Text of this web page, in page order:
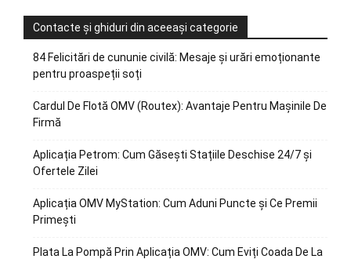
Contacte și ghiduri din aceeași categorie
84 Felicitări de cununie civilă: Mesaje și urări emoționante
pentru proaspeții soți
Cardul De Flotă OMV (Routex): Avantaje Pentru Mașinile De
Firmă
Aplicația Petrom: Cum Găsești Stațiile Deschise 24/7 și
Ofertele Zilei
Aplicația OMV MyStation: Cum Aduni Puncte și Ce Premii
Primești
Plata La Pompă Prin Aplicația OMV: Cum Eviți Coada De La